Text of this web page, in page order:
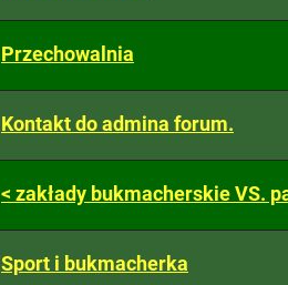
Przechowalnia
Kontakt do admina forum.
< zakłady bukmacherskie VS.
Sport i bukmacherka